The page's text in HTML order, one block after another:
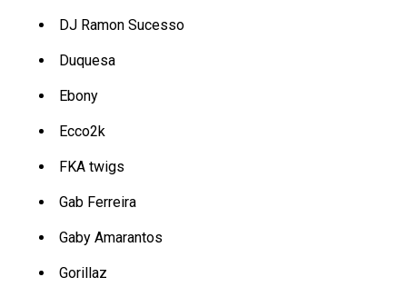
DJ Ramon Sucesso
Duquesa
Ebony
Ecco2k
FKA twigs
Gab Ferreira
Gaby Amarantos
Gorillaz